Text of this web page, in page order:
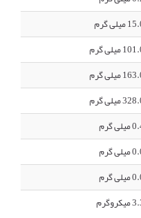
گرم
میلی گرم
میلی گرم
میلی گرم
گرم
گرم
گرم